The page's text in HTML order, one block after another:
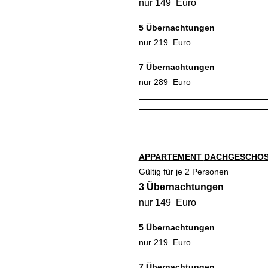
nur 149 Euro
5 Übernachtungen
nur 219 Euro
7 Übernachtungen
nur 289 Euro
APPARTEMENT
Gültig für je 2 Personen
3 Übernachtungen
nur 149 Euro
5 Übernachtungen
nur 219 Euro